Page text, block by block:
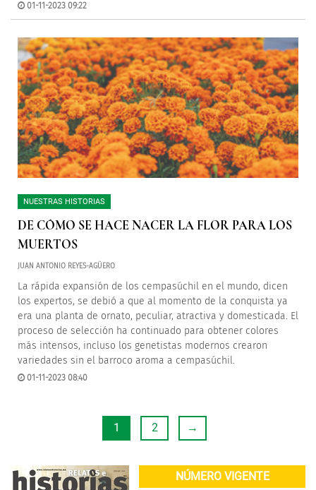
01-11-2023 09:22
NUESTRAS HISTORIAS
DE CÓMO SE HACE NACER LA FLOR PARA LOS
MUERTOS
JUAN ANTONIO REYES-AGÜERO
La rápida expansión de los cempasúchil en el mundo, dicen
los expertos, se debió a que al momento de la conquista ya
era una planta de ornato, peculiar, atractiva y domesticada. El
proceso de selección ha continuado para obtener colores
más intensos, incluso los genetistas modernos crearon
variedades sin el barroco aroma a cempasúchil.
01-11-2023 08:40
1 2 →
NÚMERO VIGENTE